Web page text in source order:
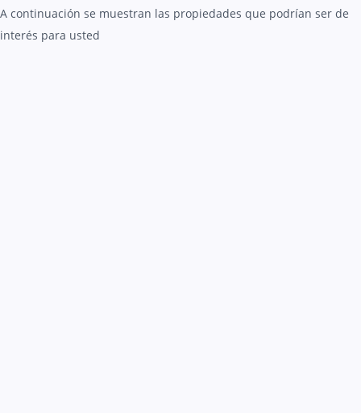
A continuación se muestran las propiedades que podrían ser de
interés para usted